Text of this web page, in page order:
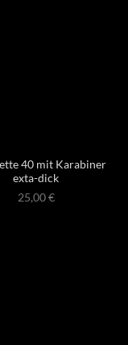
40 mit Karabiner
exta-dick
25,00€